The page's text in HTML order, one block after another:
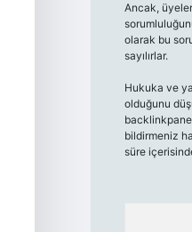
Ancak,
olarak bu
sayılırlar.
Hukuka ve
olduğunu
bildirmeniz
süre